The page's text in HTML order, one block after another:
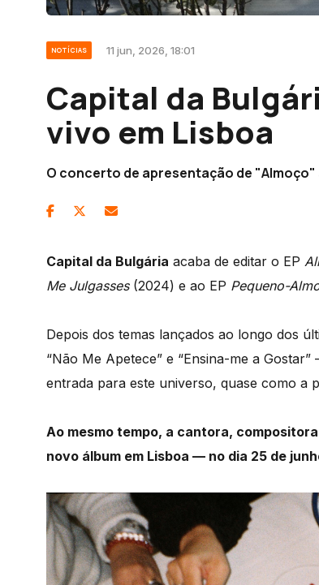
NOTÍCIAS 11 jun, 2026, 18:01
Capital da
vivo em Lisboa
O concerto de apresentação de
Capital da Bulgária acaba de editar o EP
Me Julgasses(2024) e ao EP Pequeno-
Depois dos temas lançados ao longo dos
“Não Me Apetece” e “Ensina-me a
entrada para este universo, quase como a
Ao mesmo tempo, a cantora,
novo álbum em Lisboa — no dia 25 de